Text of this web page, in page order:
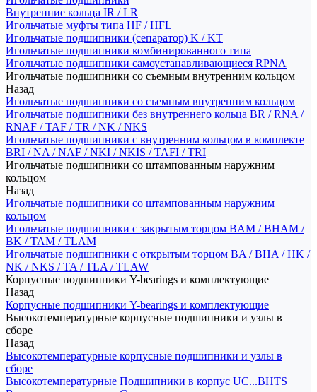
Внутренние кольца IR / LR
Игольчатые муфты типа HF / HFL
Игольчатые подшипники (сепаратор) K / KT
Игольчатые подшипники комбинированного типа
Игольчатые подшипники самоустанавливающиеся RPNA
Игольчатые подшипники со съемным внутренним кольцом
Назад
Игольчатые подшипники со съемным внутренним кольцом
Игольчатые подшипники без внутреннего кольца BR / RNA /
RNAF / TAF / TR / NK / NKS
Игольчатые подшипники с внутренним кольцом в комплекте
BRI / NA / NAF / NKI / NKIS / TAFI / TRI
Игольчатые подшипники со штампованным наружним
кольцом
Назад
Игольчатые подшипники со штампованным наружним
кольцом
Игольчатые подшипники с закрытым торцом BAM / BHAM /
BK / TAM / TLAM
Игольчатые подшипники с открытым торцом BA / BHA / HK /
NK / NKS / TA / TLA / TLAW
Корпусные подшипники Y-bearings и комплектующие
Назад
Корпусные подшипники Y-bearings и комплектующие
Высокотемпературные корпусные подшипники и узлы в
сборе
Назад
Высокотемпературные корпусные подшипники и узлы в
сборе
Высокотемпературные Подшипники в корпус UC...BHTS